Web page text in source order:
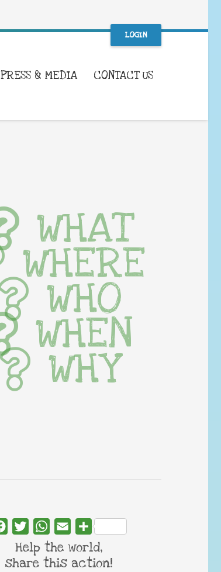
LOGIN
PRESS & MEDIA CONTACT US
WHAT
WHERE
WHO
WHEN
WHY
FacebookTwitterWhatsApp
Email Share
Help the world,
share this action!